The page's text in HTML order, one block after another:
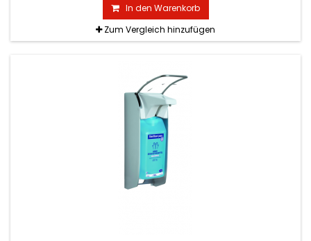
In den Warenkorb
Zum Vergleich hinzufügen